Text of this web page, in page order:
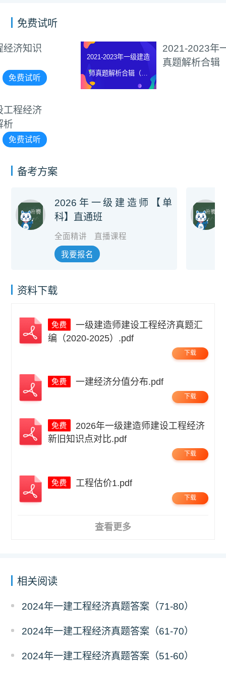
免费试听
师真题解析合辑（含
2021-2023年一级建造师
真题解析合辑（含补考
卷）
备考方案
2026年一级建造师【单
科】直通班
全面精讲 直播课程
我要报名
资料下载
一级建造师建设工程经济真题汇
编（2020-2025）.pdf
下载
一建经济分值分布.pdf
下载
新旧知识点对比.pdf
下载
工程估价1.pdf
下载
查看更多
相关阅读
2024年一建工程经济真题答案（71-80）
2024年一建工程经济真题答案（61-70）
2024年一建工程经济真题答案（51-60）